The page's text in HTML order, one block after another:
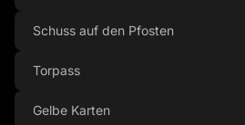
Schuss auf den Pfosten
Torpass
Gelbe Karten